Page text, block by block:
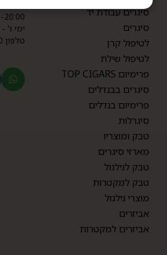
20:00
ימי ו' - 10:00-16:00
טלפון 09-9578190
סיגרים עבודת יד
סיגרים
לטיפול קרן
לטיפול שילת
פרימיום TOP CIGARS
סיגרים בבנדלים
פרימיום בנדלים
סיגרלות
טבק ומוצריו
מארזי סיגרים
טבק לגילגול
טבק למקטרות
מוצרי גילגול
אביזרים
אביזרים למקטרות